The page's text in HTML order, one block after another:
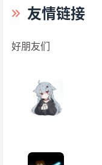
友情链接
好朋友们